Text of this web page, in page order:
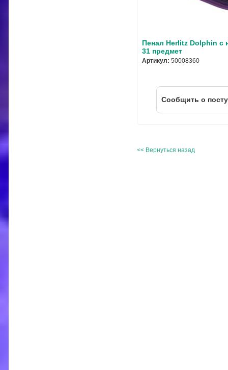
Пенал Herlitz Dolphin с
31 предмет
Артикул: 50008360
Cообщить о
<< Вернуться назад